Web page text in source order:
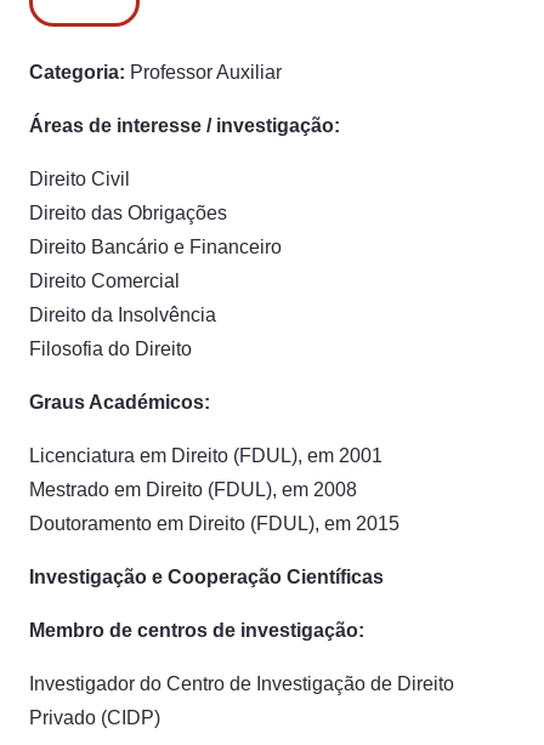
Categoria: Professor Auxiliar
Áreas de interesse / investigação:
Direito Civil
Direito das Obrigações
Direito Bancário e Financeiro
Direito Comercial
Direito da Insolvência
Filosofia do Direito
Graus Académicos:
Licenciatura em Direito (FDUL), em 2001
Mestrado em Direito (FDUL), em 2008
Doutoramento em Direito (FDUL), em 2015
Investigação e Cooperação Científicas
Membro de centros de investigação:
Investigador do Centro de Investigação de Direito
Privado (CIDP)